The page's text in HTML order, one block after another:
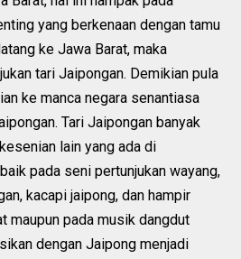
yang berkenaan dengan tamu
ke Jawa Barat, maka
tari Jaipongan. Demikian pula
ke manca negara senantiasa
Tari Jaipongan banyak
lain yang ada di
pada seni pertunjukan wayang,
kacapi jaipong, dan hampir
maupun pada musik dangdut
dengan Jaipong menjadi